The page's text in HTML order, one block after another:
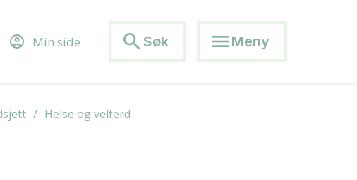
account_circle Min side search Søk menu Meny
Helse og velferd